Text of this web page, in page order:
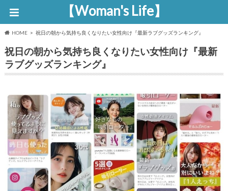
【Woman's Life】
HOME 祝日の朝から気持ち良くなりたい女性向け『最新ラブグッズランキング』
祝日の朝から気持ち良くなりたい女性向け『最新
ラブグッズランキング』